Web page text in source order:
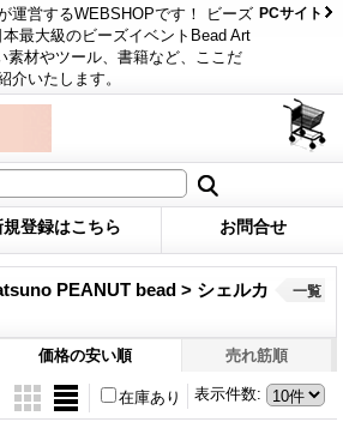
運営するWEBSHOPです！ ビーズ
最大級のビーズイベントBead Art
素材やツール、書籍など、ここだ
介いたします。
PCサイト
規登録はこちら お問合せ
PEANUT bead > シェルカ
一覧
価格の安い順 売れ筋順
表示件数:
在庫あり